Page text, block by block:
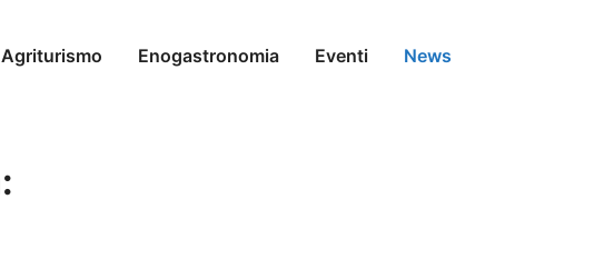
Agriturismo Enogastronomia Eventi News